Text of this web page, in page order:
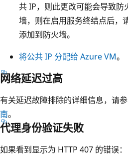
共 IP，则此更改可能会导致防
墙，则在启用服务终结点后，
添加到防火墙。
将公共 IP 分配给 Azure VM。
网络延迟过高
有关延迟故障排除的详细信息，请
南。
代理身份验证失败
如果看到显示为 HTTP 407 的错误：